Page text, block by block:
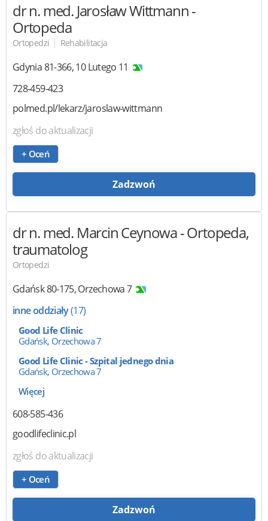
dr n. med. Jarosław Wittmann-
Ortopeda
Ortopedzi | Rehabilitacja
Gdynia81-366,10 Lutego 11
728-459-423
polmed.pl/lekarz/jaroslaw-wittmann
zgłoś do aktualizacji
+ Oceń
Zadzwoń
dr n. med. Marcin Ceynowa- Ortopeda,
traumatolog
Ortopedzi
Gdańsk80-175,Orzechowa 7
inne oddziały(17)
Good Life Clinic
Gdańsk, Orzechowa 7
Good Life Clinic - Szpital jednego dnia
Gdańsk, Orzechowa 7
Więcej
608-585-436
goodlifeclinic.pl
zgłoś do aktualizacji
+ Oceń
Zadzwoń